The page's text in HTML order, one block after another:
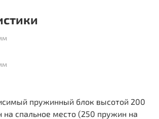
пружинный блок высотой 200
спальное место (250 пружин на